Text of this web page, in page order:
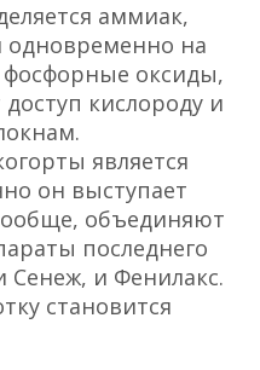
аммиак,
одновременно на
фосфорные оксиды,
кислороду и
является
он выступает
объединяют
последнего
Сенеж, и Фенилакс.
становится